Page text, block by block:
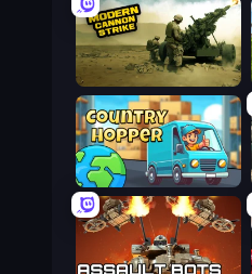
Modern Cannon Strike
Country Hopper